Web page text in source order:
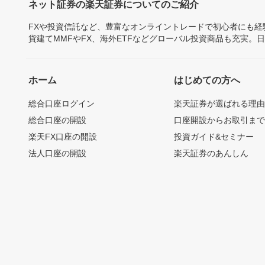
ネット証券の楽天証券についてのご紹介
FXや投資信託など、豊富なオンライントレードで初心者にも
貨建てMMFやFX、海外ETFなどグローバル投資商品も充実。
ホーム
総合口座ログイン
総合口座の開設
楽天FX口座の開設
法人口座の開設
はじめての方へ
楽天証券が選ばれる理由
口座開設からお取引ま
投資ガイド&セミナー
楽天証券のあんしん